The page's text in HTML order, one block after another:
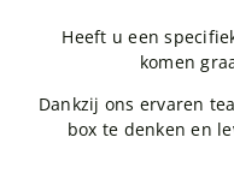
Heeft u een
komen
Dankzij ons ervaren
box te denken en